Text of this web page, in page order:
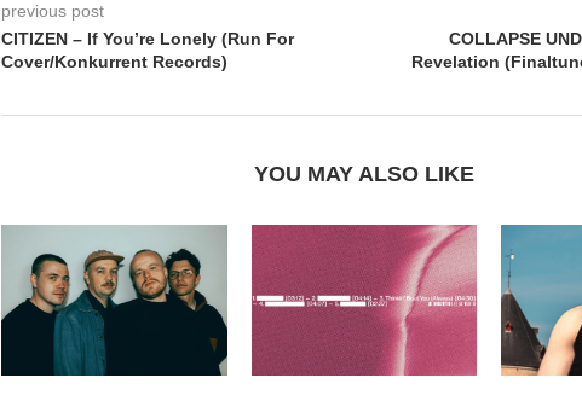
previous post
CITIZEN – If You’re Lonely (Run For
Cover/Konkurrent Records)
COLLAPSE
Revelation
YOU MAY ALSO LIKE